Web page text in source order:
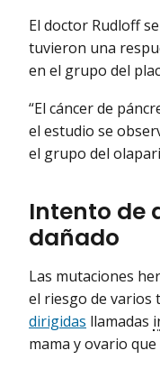
El doctor Rudloff
tuvieron una
en el grupo del
“El cáncer de
el estudio se
el grupo del
Intento de
dañado
Las mutaciones
el riesgo de varios
dirigidas llamadas
mama y ovario